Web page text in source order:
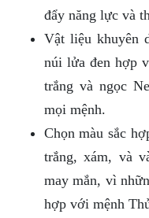
đẩy năng lực và
Vật liệu khuyên
núi lửa đen hợp
trắng và ngọc
mọi mệnh.
Chọn màu sắc
trắng, xám, và
may mắn, vì
hợp với mệnh